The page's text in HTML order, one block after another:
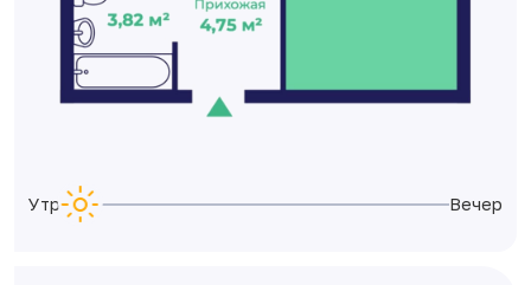
Утро Вечер